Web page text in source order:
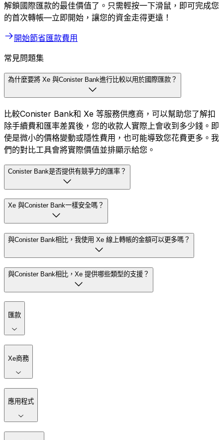
解鎖國際匯款的最佳價值了。只需輕按一下滑鼠，即可完成您
的首次轉帳—立即開始，讓您的資金走得更遠！
開始節省匯款費用
常見問題集
為什麼要將 Xe 與Conister Bank進行比較以用於國際匯款？
比較Conister Bank和 Xe 等服務供應商，可以幫助您了解扣
除手續費和匯率差異後，您的收款人實際上會收到多少錢。即
使是微小的價格變動或隱性費用，也可能導致您花費更多。我
們的對比工具會將實際價值並排顯示給您。
Conister Bank是否提供有競爭力的匯率？
Xe 與Conister Bank一樣安全嗎？
與Conister Bank相比，我使用 Xe 線上轉帳的金額可以更多嗎？
與Conister Bank相比，Xe 提供哪些類型的支援？
匯款
Xe商務
應用程式